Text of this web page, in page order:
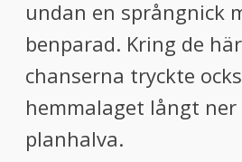
undan en språngnick
benparad. Kring de
chanserna tryckte
hemmalaget långt ner
planhalva.